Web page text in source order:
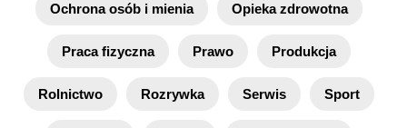
Ochrona osób i mienia Opieka zdrowotna
Praca fizyczna Prawo Produkcja
Rolnictwo Rozrywka Serwis Sport